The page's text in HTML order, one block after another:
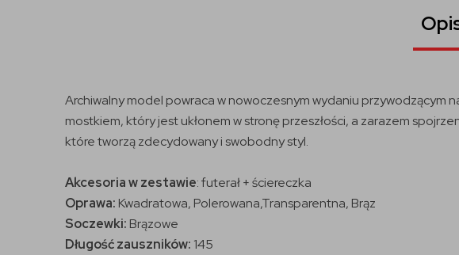
Archiwalny model powraca w nowoczesnym wydaniu przywodzącym
mostkiem, który jest ukłonem w stronę przeszłości, a zarazem
które tworzą zdecydowany i swobodny styl.
Akcesoria w zestawie: futerał + ściereczka
Oprawa: Kwadratowa, Polerowana,Transparentna, Brąz
Soczewki: Brązowe
Długość zauszników: 145